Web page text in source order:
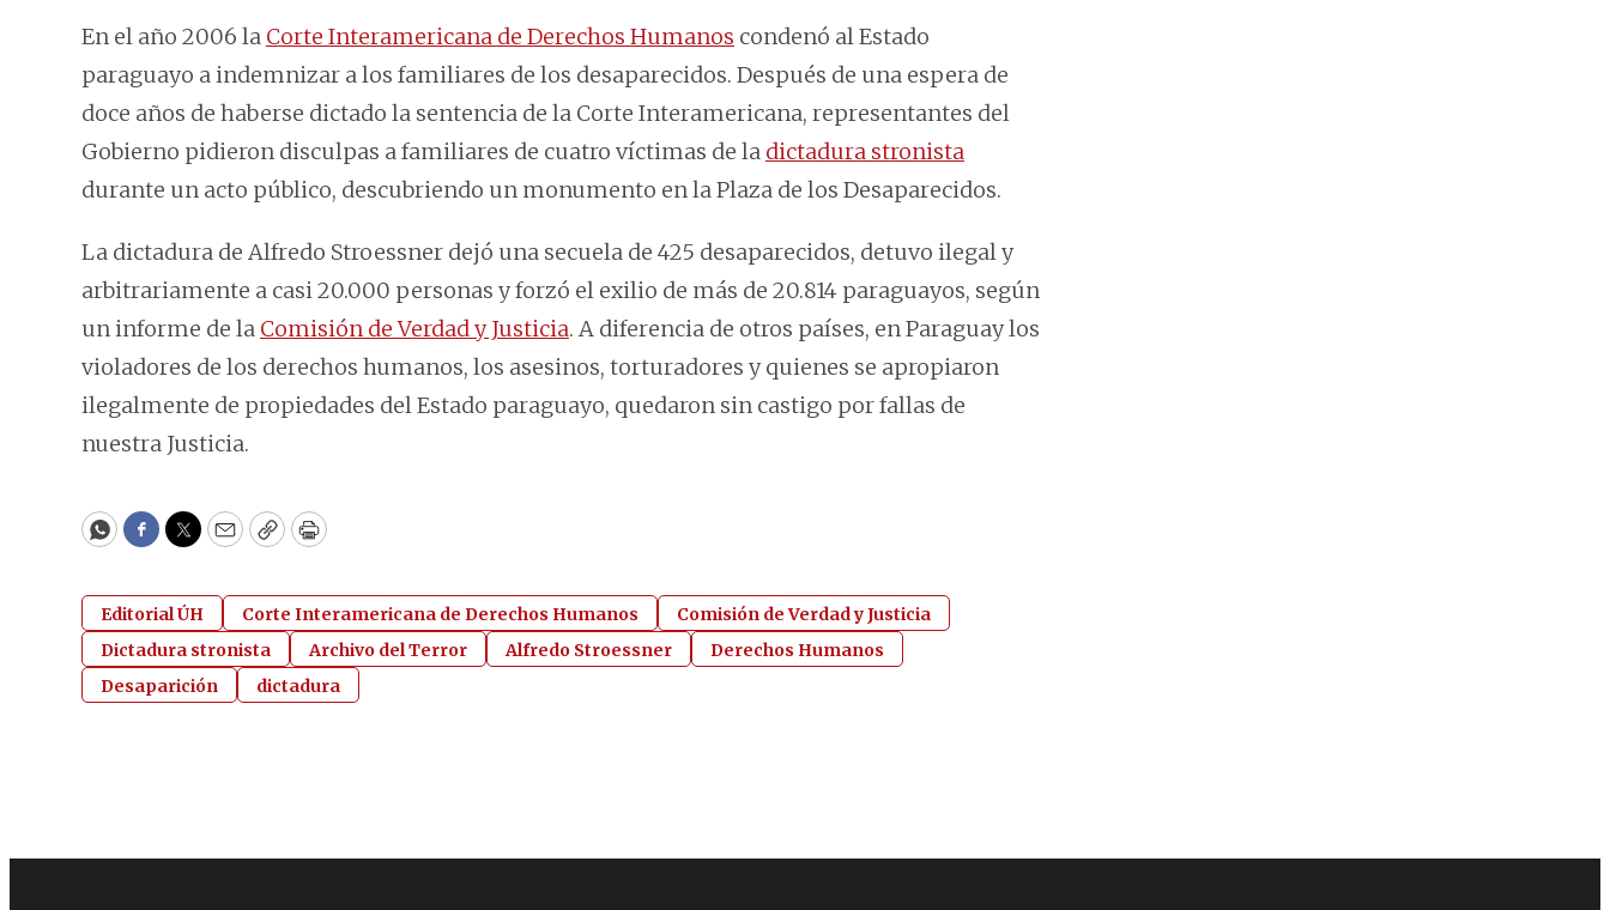
En el año 2006 la Corte Interamericana de Derechos Humanos condenó al Estado
paraguayo a indemnizar a los familiares de los desaparecidos. Después de una espera de
doce años de haberse dictado la sentencia de la Corte Interamericana, representantes del
Gobierno pidieron disculpas a familiares de cuatro víctimas de la dictadura stronista
durante un acto público, descubriendo un monumento en la Plaza de los Desaparecidos.
La dictadura de Alfredo Stroessner dejó una secuela de 425 desaparecidos, detuvo ilegal y
arbitrariamente a casi 20.000 personas y forzó el exilio de más de 20.814 paraguayos, según
un informe de la Comisión de Verdad y Justicia. A diferencia de otros países, en Paraguay los
violadores de los derechos humanos, los asesinos, torturadores y quienes se apropiaron
ilegalmente de propiedades del Estado paraguayo, quedaron sin castigo por fallas de
nuestra Justicia.
WhatsApp
Facebook
Twitter
EmailCopyPrint
Editorial ÚH Corte Interamericana de Derechos Humanos
Comisión de Verdad y Justicia
Dictadura stronista
Archivo del Terror Alfredo Stroessner
Derechos Humanos
Desaparición
dictadura